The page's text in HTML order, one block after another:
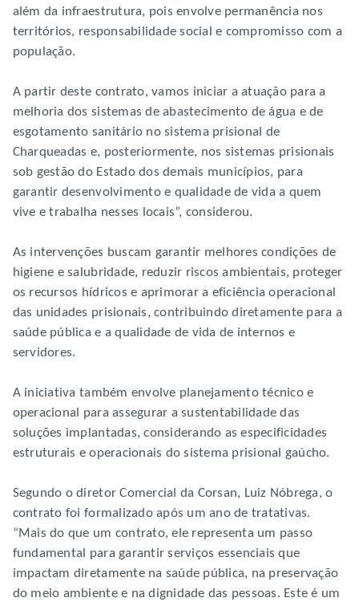
além da infraestrutura, pois envolve permanência nos
territórios, responsabilidade social e compromisso com a
população.
A partir deste contrato, vamos iniciar a atuação para a
melhoria dos sistemas de abastecimento de água e de
esgotamento sanitário no sistema prisional de
Charqueadas e, posteriormente, nos sistemas prisionais
sob gestão do Estado dos demais municípios, para
garantir desenvolvimento e qualidade de vida a quem
vive e trabalha nesses locais”, considerou.
As intervenções buscam garantir melhores condições de
higiene e salubridade, reduzir riscos ambientais, proteger
os recursos hídricos e aprimorar a eficiência operacional
das unidades prisionais, contribuindo diretamente para a
saúde pública e a qualidade de vida de internos e
servidores.
A iniciativa também envolve planejamento técnico e
operacional para assegurar a sustentabilidade das
soluções implantadas, considerando as especificidades
estruturais e operacionais do sistema prisional gaúcho.
Segundo o diretor Comercial da Corsan, Luiz Nóbrega, o
contrato foi formalizado após um ano de tratativas.
“Mais do que um contrato, ele representa um passo
fundamental para garantir serviços essenciais que
impactam diretamente na saúde pública, na preservação
do meio ambiente e na dignidade das pessoas. Este é um